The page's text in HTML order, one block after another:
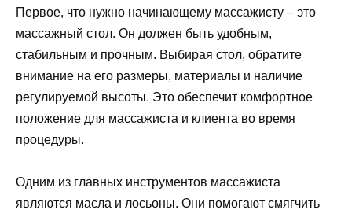
Первое, что нужно начинающему массажисту – это
массажный стол. Он должен быть удобным,
стабильным и прочным. Выбирая стол, обратите
внимание на его размеры, материалы и наличие
регулируемой высоты. Это обеспечит комфортное
положение для массажиста и клиента во время
процедуры.
Одним из главных инструментов массажиста
являются масла и лосьоны. Они помогают смягчить